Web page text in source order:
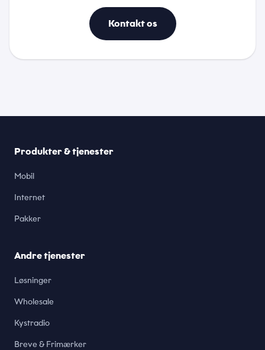
Kontakt os
Produkter & tjenester
Mobil
Internet
Pakker
Andre tjenester
Løsninger
Wholesale
Kystradio
Breve & Frimærker